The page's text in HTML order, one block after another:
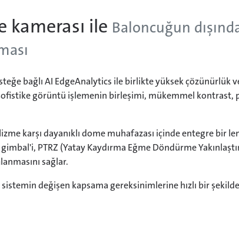
kamerası ile Baloncuğun
bağlı AI EdgeAnalytics ile birlikte yüksek çözünürlük
görüntü işlemenin birleşimi, mükemmel
karşı dayanıklı dome muhafazası içinde entegre bir
PTRZ (Yatay Kaydırma Eğme Döndürme
sağlar.
değişen kapsama gereksinimlerine hızlı bir